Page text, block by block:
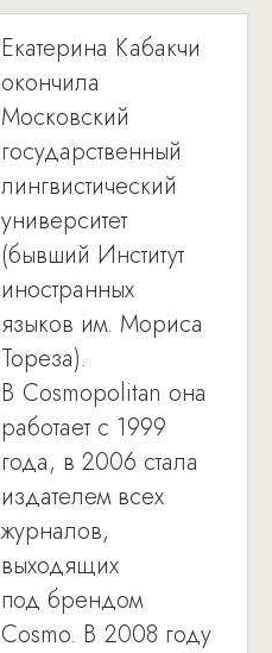
Екатерина Кабакчи
окончила
Московский
государственный
лингвистический
университет
(бывший Институт
иностранных
языков им. Мориса
Тореза).
В Cosmopolitan она
работает с 1999
года, в 2006 стала
издателем всех
журналов,
выходящих
под брендом
Cosmo. В 2008 году